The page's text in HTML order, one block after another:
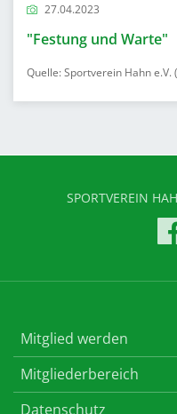
27.04.2023
"Festung und Warte"
Quelle: Sportverein Hahn
SPORTVEREIN
Mitglied werden
Mitgliederbereich
Datenschutz